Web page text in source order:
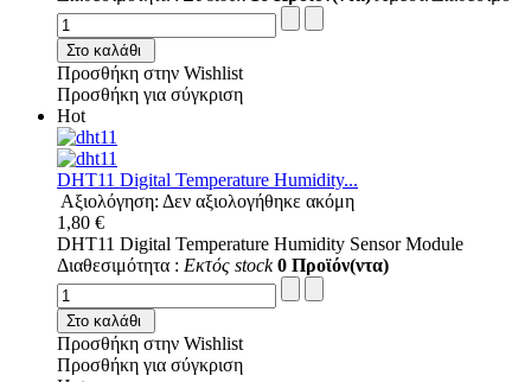
Στο καλάθι
Προσθήκη στην Wishlist
Προσθήκη για σύγκριση
Hot
DHT11 Digital Temperature Humidity...
Αξιολόγηση: Δεν αξιολογήθηκε ακόμη
1,80 €
DHT11 Digital Temperature Humidity Sensor Module
Διαθεσιμότητα : Εκτός stock 0 Προϊόν(ντα)
Στο καλάθι
Προσθήκη στην Wishlist
Προσθήκη για σύγκριση